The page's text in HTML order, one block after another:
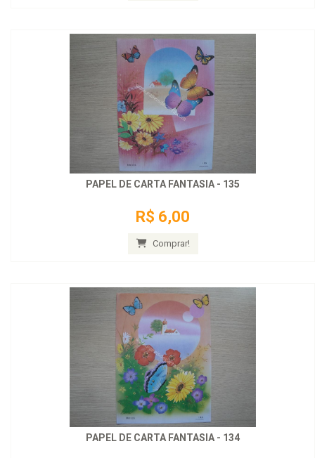
PAPEL DE CARTA FANTASIA - 135
R$ 6,00
Comprar!
PAPEL DE CARTA FANTASIA - 134